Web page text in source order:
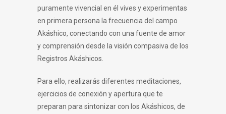
puramente vivencial en él vives y experimentas
en primera persona la frecuencia del campo
Akáshico, conectando con una fuente de amor
y comprensión desde la visión compasiva de los
Registros Akáshicos.
Para ello, realizarás diferentes meditaciones,
ejercicios de conexión y apertura que te
preparan para sintonizar con los Akáshicos, de